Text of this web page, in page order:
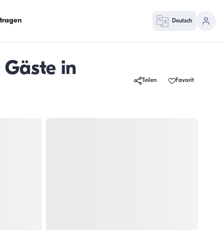
Deutsch
in
Teilen Favorit